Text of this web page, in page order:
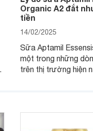
Organic A2 đắt
tiền
14/02/2025
Sữa Aptamil
một trong những
trên thị trường hiện
hơn so với các